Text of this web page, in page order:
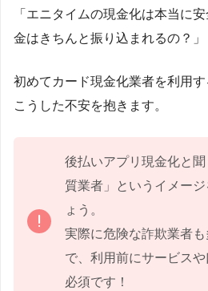
「エニタイムの現金化は本当に
金はきちんと振り込まれるの？」
初めてカード現金化業者を利用
こうした不安を抱きます。
後払いアプリ現金化と
質業者」というイメー
ょう。
実際に危険な詐欺業者
で、利用前にサービス
必須です！